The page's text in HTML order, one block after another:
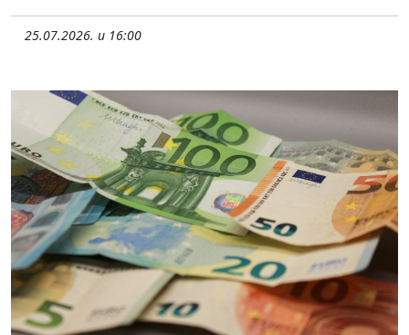
25.07.2026. u 16:00